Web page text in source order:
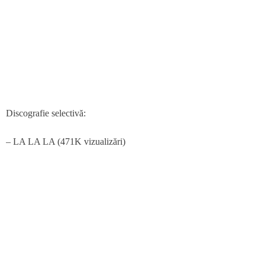
Discografie selectivă:
– LA LA LA (471K vizualizări)